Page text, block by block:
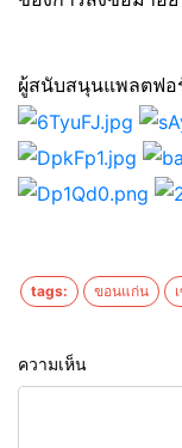
ผู้สนับสนุนแพลตฟอ
tags: ขอนแก่น
ความเห็น